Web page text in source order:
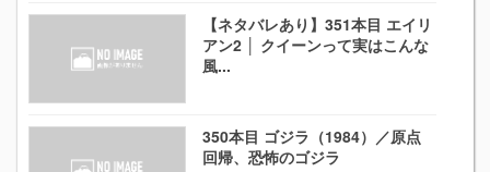
【ネタバレあり】351本目 エイリ
アン2 │ クイーンって実はこんな
風...
350本目 ゴジラ（1984）／原点
回帰、恐怖のゴジラ